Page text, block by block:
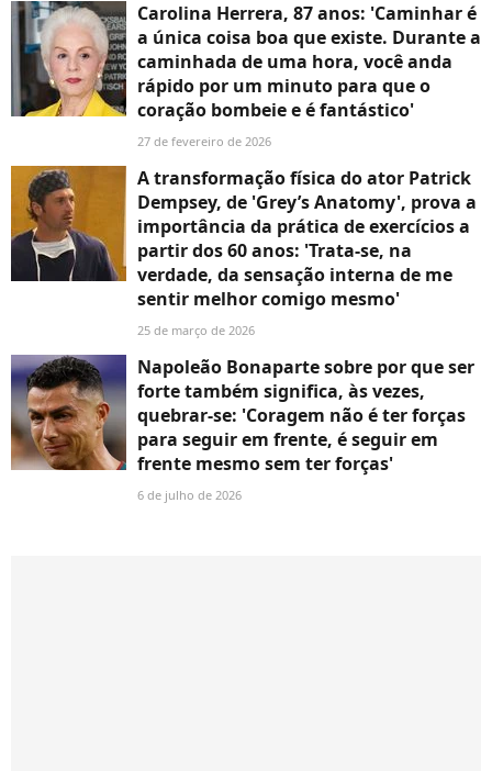
Carolina Herrera, 87 anos: 'Caminhar é
a única coisa boa que existe. Durante a
caminhada de uma hora, você anda
rápido por um minuto para que o
coração bombeie e é fantástico'
27 de fevereiro de 2026
A transformação física do ator Patrick
Dempsey, de 'Grey’s Anatomy', prova a
importância da prática de exercícios a
partir dos 60 anos: 'Trata-se, na
verdade, da sensação interna de me
sentir melhor comigo mesmo'
25 de março de 2026
Napoleão Bonaparte sobre por que ser
forte também significa, às vezes,
quebrar-se: 'Coragem não é ter forças
para seguir em frente, é seguir em
frente mesmo sem ter forças'
6 de julho de 2026